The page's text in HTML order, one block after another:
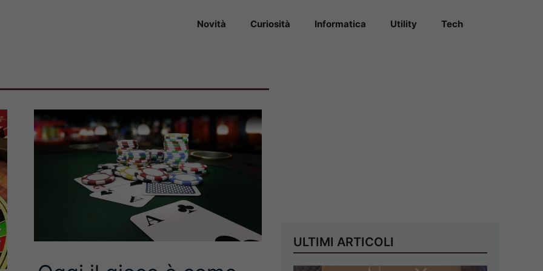
Novità Curiosità Informatica Utility Tech
ULTIMI ARTICOLI